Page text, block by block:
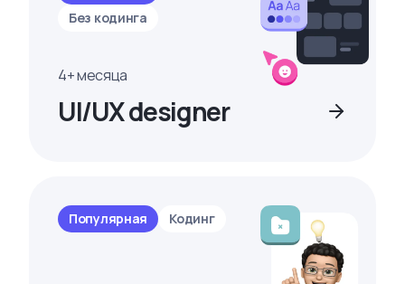
Без кодинга
4+ месяца
UI/UX designer
Популярная Кодинг